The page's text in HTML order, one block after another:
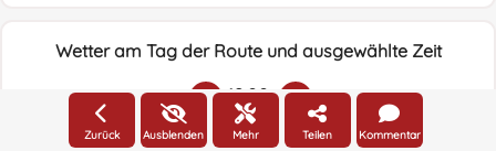
Wetter am Tag der Route und ausgewählte Zeit
19:00
Zurück Ausblenden Mehr Teilen Kommentar